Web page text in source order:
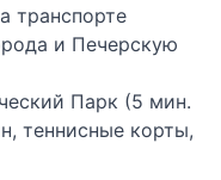
транспорте
и Печерскую
Парк (5 мин.
теннисные корты,